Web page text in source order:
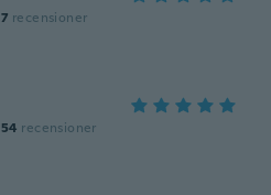
7 recensioner
54 recensioner